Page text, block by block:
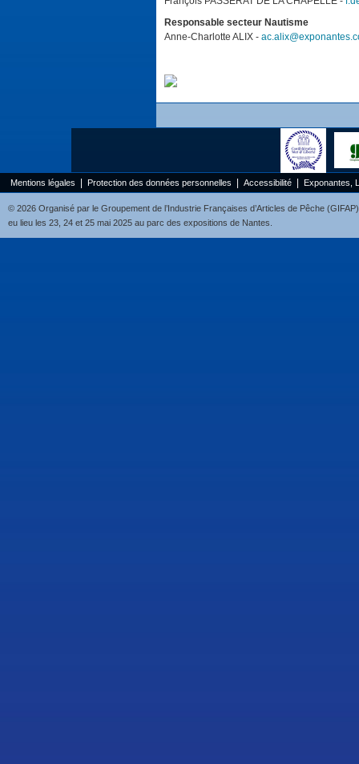
Responsable secteur Nautisme
Anne-Charlotte ALIX -
Mentions légales Protection des données personnelles Accessibilité Exponantes,
© 2026 Organisé par le Groupement de l’Industrie Françaises d’Articles de Pêche
eu lieu les 23, 24 et 25 mai 2025 au parc des expositions de Nantes.